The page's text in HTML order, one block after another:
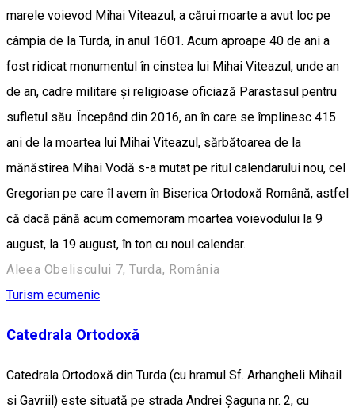
marele voievod Mihai Viteazul, a cărui moarte a avut loc pe
câmpia de la Turda, în anul 1601. Acum aproape 40 de ani a
fost ridicat monumentul în cinstea lui Mihai Viteazul, unde an
de an, cadre militare și religioase oficiază Parastasul pentru
sufletul său. Începând din 2016, an în care se împlinesc 415
ani de la moartea lui Mihai Viteazul, sărbătoarea de la
mănăstirea Mihai Vodă s-a mutat pe ritul calendarului nou, cel
Gregorian pe care îl avem în Biserica Ortodoxă Română, astfel
că dacă până acum comemoram moartea voievodului la 9
august, la 19 august, în ton cu noul calendar.
Aleea Obeliscului 7, Turda, România
Turism ecumenic
Catedrala Ortodoxă
Catedrala Ortodoxă din Turda (cu hramul Sf. Arhangheli Mihail
si Gavriil) este situată pe strada Andrei Șaguna nr. 2, cu